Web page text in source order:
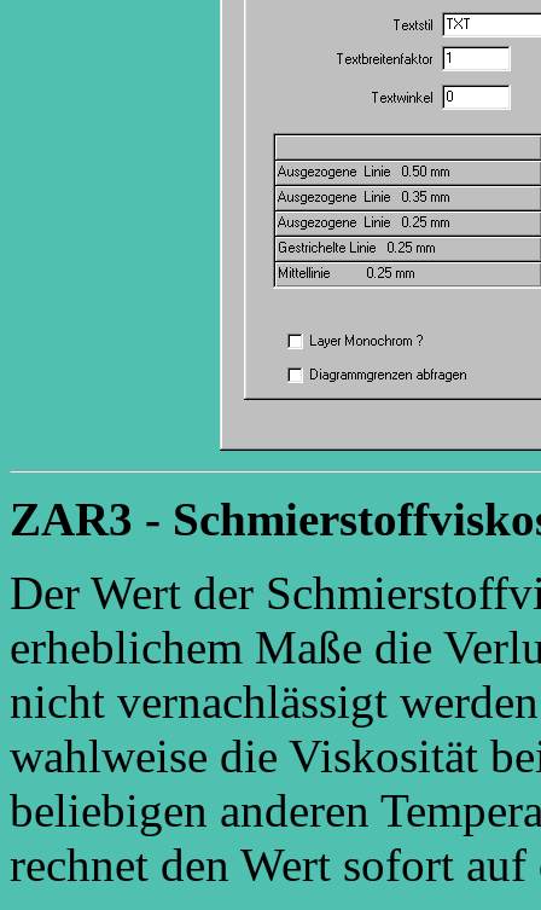
ZAR3 -
Der Wert der
erheblichem Maße die
nicht vernachlässigt
wahlweise die Viskosität
beliebigen anderen
rechnet den Wert sofort